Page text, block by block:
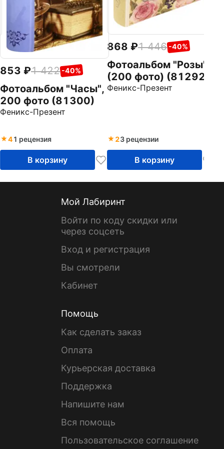
853 1 422 -40%
Фотоальбом "Часы",
200 фото (81300)
Феникс-Презент
41 рецензия
В корзину
868 1 446 -40%
Фотоальбом "Розы"
(200 фото) (81292)
Феникс-Презент
23 рецензии
В корзину
Мой Лабиринт
Войти по коду скидки или
через соцсеть
Вход и регистрация
Вы смотрели
Кабинет
Помощь
Как сделать заказ
Оплата
Курьерская доставка
Поддержка
Напишите нам
Вся помощь
Пользовательское соглашение